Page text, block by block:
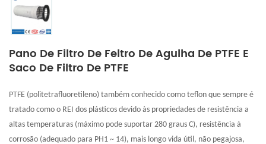
Pano De Filtro De Feltro De Agulha De PTFE E
Saco De Filtro De PTFE
PTFE (politetrafluoretileno) também conhecido como teflon que sempre é
tratado como o REI dos plásticos devido às propriedades de resistência a
altas temperaturas (máximo pode suportar 280 graus C), resistência à
corrosão (adequado para PH1 ~ 14), mais longo vida útil, não pegajosa,